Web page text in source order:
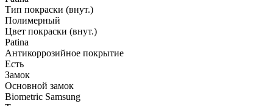
Тип покраски (внут.)
Полимерный
Цвет покраски (внут.)
Patina
Антикоррозийное покрытие
Есть
Замок
Основной замок
Biometric Samsung